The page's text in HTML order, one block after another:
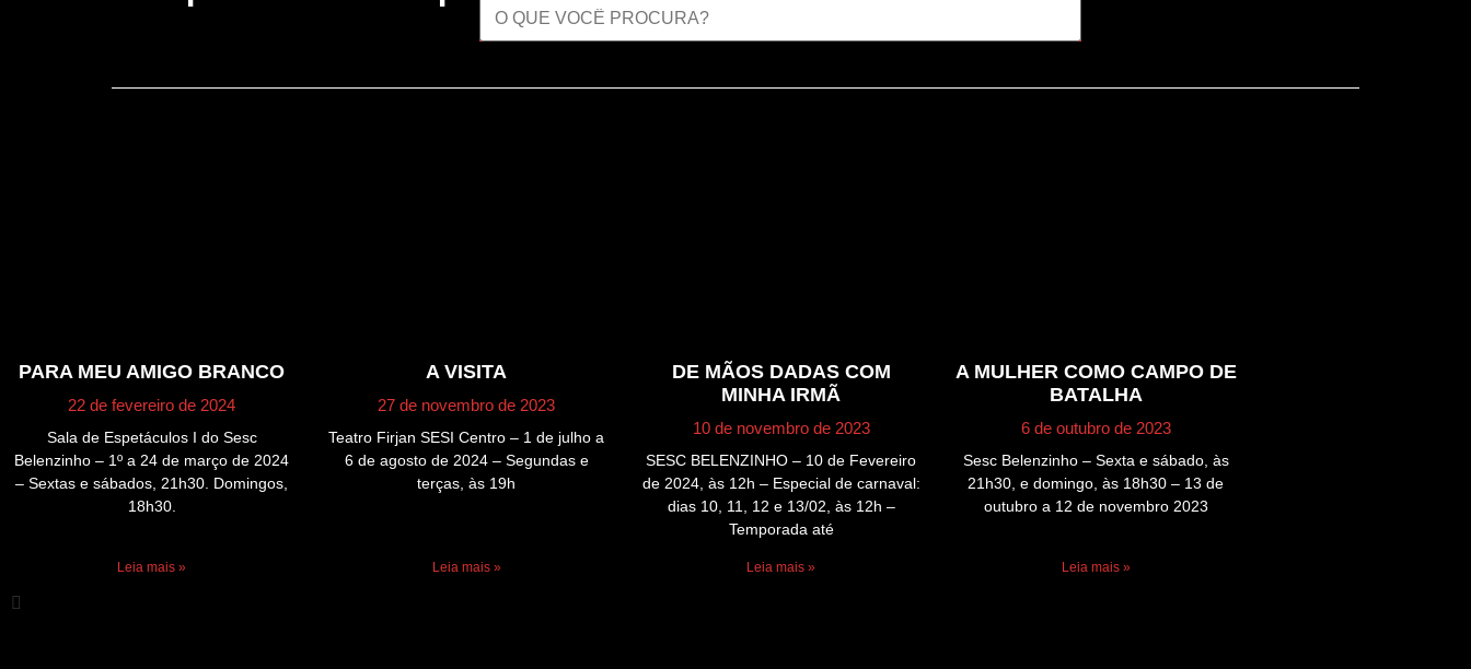
PARA MEU AMIGO BRANCO
22 de fevereiro de 2024
Sala de Espetáculos I do Sesc
Belenzinho – 1º a 24 de março de 2024
– Sextas e sábados, 21h30. Domingos,
18h30.
Leia mais »
A VISITA
27 de novembro de 2023
Teatro Firjan SESI Centro – 1 de julho a
6 de agosto de 2024 – Segundas e
terças, às 19h
Leia mais »
DE MÃOS DADAS COM
MINHA IRMÃ
10 de novembro de 2023
SESC BELENZINHO – 10 de Fevereiro
de 2024, às 12h – Especial de carnaval:
dias 10, 11, 12 e 13/02, às 12h –
Temporada até
Leia mais »
A MULHER COMO CAMPO DE
BATALHA
6 de outubro de 2023
Sesc Belenzinho – Sexta e sábado, às
21h30, e domingo, às 18h30 – 13 de
outubro a 12 de novembro 2023
Leia mais »